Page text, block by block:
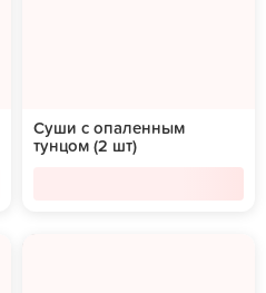
Суши с опаленным
тунцом (2 шт)